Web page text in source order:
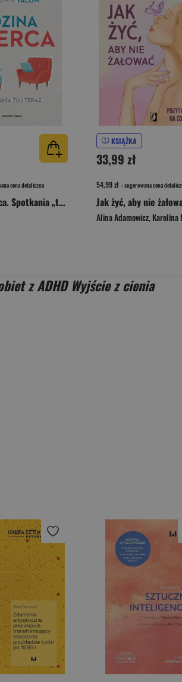
cena detaliczna
Godzina serca. Spotkania „tu i teraz”
KSIĄŻKA
33,99 zł
54,99 zł - sugerowana cena
Jak żyć, aby nie
Alina Adamowicz,Karolina
z ADHD Wyjście z cienia